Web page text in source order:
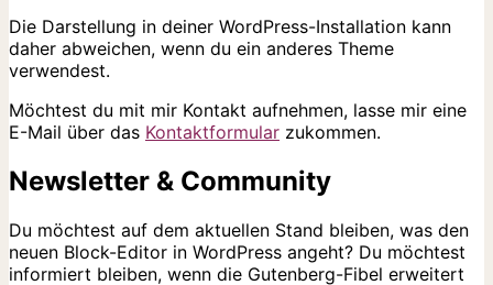
Die Darstellung in deiner WordPress-Installation kann
daher abweichen, wenn du ein anderes Theme
verwendest.
Möchtest du mit mir Kontakt aufnehmen, lasse mir eine
E-Mail über das Kontaktformular zukommen.
Newsletter & Community
Du möchtest auf dem aktuellen Stand bleiben, was den
neuen Block-Editor in WordPress angeht? Du möchtest
informiert bleiben, wenn die Gutenberg-Fibel erweitert